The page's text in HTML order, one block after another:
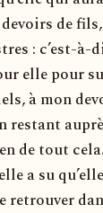
de
: c’est-à-
elle pour
à mon
restant
de tout
a su
retrouver